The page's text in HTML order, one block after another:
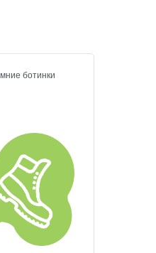
ботинки